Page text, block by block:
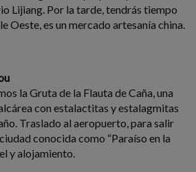
Lijiang. Por la tarde, tendrás tiempo
Oeste, es un mercado artesanía china.
la Gruta de la Flauta de Caña, una
con estalactitas y estalagmitas
Traslado al aeropuerto, para salir
conocida como “Paraíso en la
y alojamiento.